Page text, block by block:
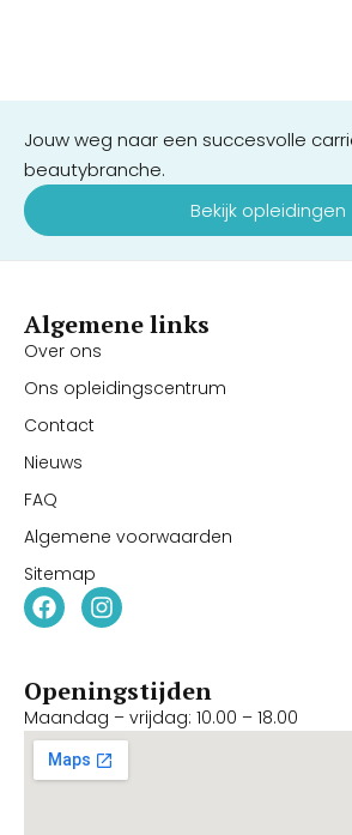
Jouw weg naar een succesvolle
beautybranche.
Bekijk opleidingen
Algemene links
Over ons
Ons opleidingscentrum
Contact
Nieuws
FAQ
Algemene voorwaarden
Sitemap
Openingstijden
Maandag – vrijdag: 10.00 – 18.00